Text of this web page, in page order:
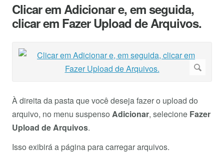
Clicar em Adicionar e, em seguida,
clicar em Fazer Upload de Arquivos.
À direita da pasta que você deseja fazer o upload do
arquivo, no menu suspenso Adicionar, selecione Fazer
Upload de Arquivos.
Isso exibirá a página para carregar arquivos.